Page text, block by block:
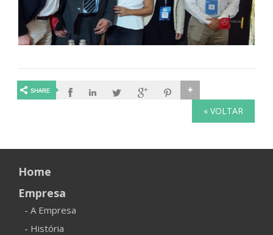
« VOLTAR
Home
Empresa
- A Empresa
- História